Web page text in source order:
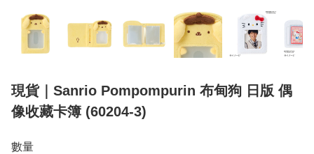
現貨｜Sanrio Pompompurin 布甸狗 日版 偶
像收藏卡簿 (60204-3)
數量